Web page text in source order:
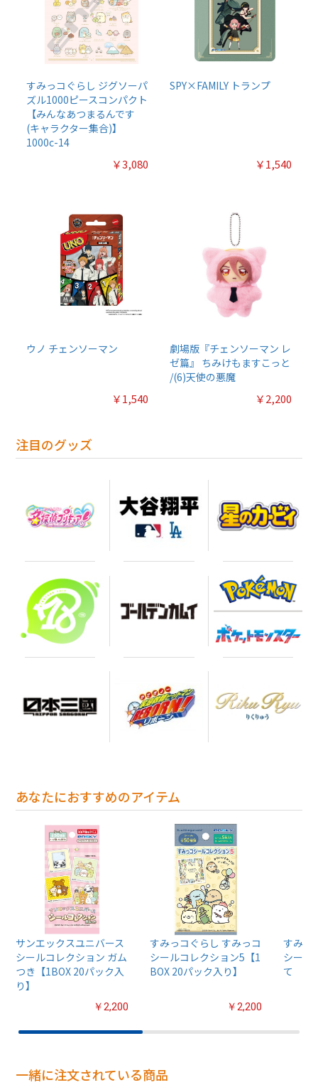
すみっコぐらし ジグソーパ
ズル1000ピースコンパクト
【みんなあつまるんです
(キャラクター集合)】
1000c-14
￥3,080
SPY×FAMILY トランプ
￥1,540
ウノ チェンソーマン
￥1,540
劇場版『チェンソーマン レ
ゼ篇』 ちみけもますこっと
/(6)天使の悪魔
￥2,200
注目のグッズ
あなたにおすすめのアイテム
サンエックスユニバース
シールコレクション ガム
つき【1BOX 20パック入
り】
￥2,200
すみっコぐらし すみっコ
シールコレクション5【1
BOX 20パック入り】
￥2,200
すみっ
シール
て
一緒に注文されている商品